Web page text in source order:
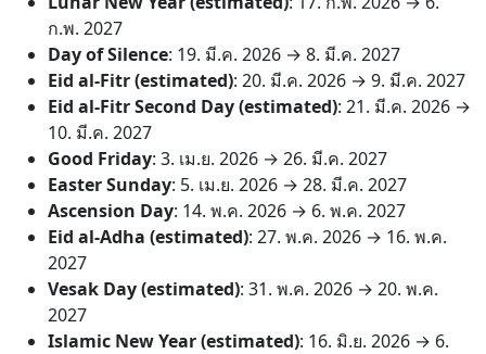
ก.พ. 2027
Day of Silence: 19. มี.ค. 2026 → 8. มี.ค. 2027
Eid al-Fitr (estimated): 20. มี.ค. 2026 → 9. มี.ค. 2027
Eid al-Fitr Second Day (estimated): 21. มี.ค. 2026 →
10. มี.ค. 2027
Good Friday: 3. เม.ย. 2026 → 26. มี.ค. 2027
Easter Sunday: 5. เม.ย. 2026 → 28. มี.ค. 2027
Ascension Day: 14. พ.ค. 2026 → 6. พ.ค. 2027
Eid al-Adha (estimated): 27. พ.ค. 2026 → 16. พ.ค.
2027
Vesak Day (estimated): 31. พ.ค. 2026 → 20. พ.ค.
2027
Islamic New Year (estimated): 16. มิ.ย. 2026 → 6.